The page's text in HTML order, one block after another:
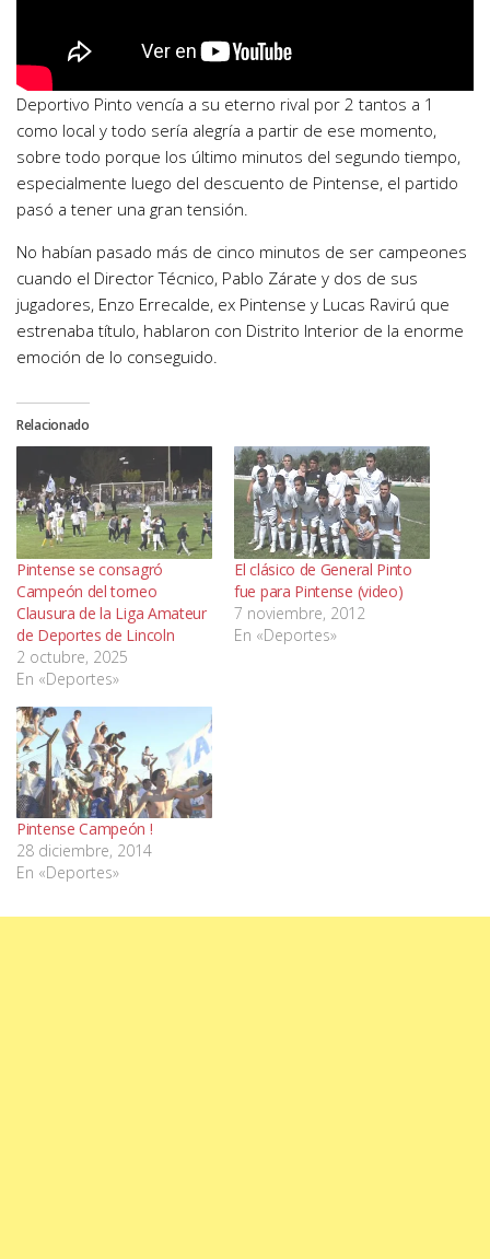
Deportivo Pinto vencía a su eterno rival por 2 tantos a 1
como local y todo sería alegría a partir de ese momento,
sobre todo porque los último minutos del segundo tiempo,
especialmente luego del descuento de Pintense, el partido
pasó a tener una gran tensión.
No habían pasado más de cinco minutos de ser campeones
cuando el Director Técnico, Pablo Zárate y dos de sus
jugadores, Enzo Errecalde, ex Pintense y Lucas Ravirú que
estrenaba título, hablaron con Distrito Interior de la enorme
emoción de lo conseguido.
Relacionado
Pintense se consagró
Campeón del torneo
Clausura de la Liga Amateur
de Deportes de Lincoln
2 octubre, 2025
En «Deportes»
El clásico de General Pinto
fue para Pintense (video)
7 noviembre, 2012
En «Deportes»
Pintense Campeón !
28 diciembre, 2014
En «Deportes»